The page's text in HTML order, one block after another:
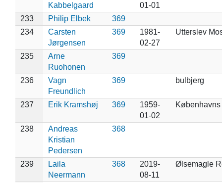
Kabbelgaard
01-01
233
Philip Elbek
369
234
Carsten
Jørgensen
369
1981-
02-27
Utterslev
235
Arne
Ruohonen
369
236
Vagn
Freundlich
369 bulbjerg
237 Erik Kramshøj 369
1959-
01-02
238
Andreas
Kristian
Pedersen
368
239
Laila
Neermann
368
2019-
08-11
Ølsemagle